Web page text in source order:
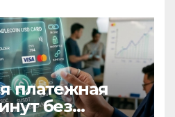
платежная
без